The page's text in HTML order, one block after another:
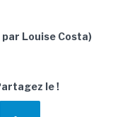
Louise Costa)
le !